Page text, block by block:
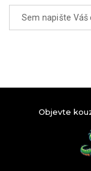
Objevte